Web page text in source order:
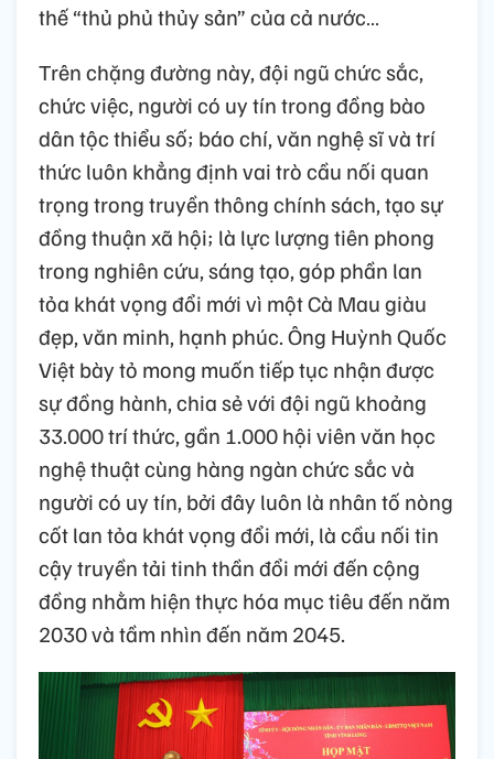
thế “thủ phủ thủy sản” của cả nước…
Trên chặng đường này, đội ngũ chức sắc,
chức việc, người có uy tín trong đồng bào
dân tộc thiểu số; báo chí, văn nghệ sĩ và trí
thức luôn khẳng định vai trò cầu nối quan
trọng trong truyền thông chính sách, tạo sự
đồng thuận xã hội; là lực lượng tiên phong
trong nghiên cứu, sáng tạo, góp phần lan
tỏa khát vọng đổi mới vì một Cà Mau giàu
đẹp, văn minh, hạnh phúc. Ông Huỳnh Quốc
Việt bày tỏ mong muốn tiếp tục nhận được
sự đồng hành, chia sẻ với đội ngũ khoảng
33.000 trí thức, gần 1.000 hội viên văn học
nghệ thuật cùng hàng ngàn chức sắc và
người có uy tín, bởi đây luôn là nhân tố nòng
cốt lan tỏa khát vọng đổi mới, là cầu nối tin
cậy truyền tải tinh thần đổi mới đến cộng
đồng nhằm hiện thực hóa mục tiêu đến năm
2030 và tầm nhìn đến năm 2045.